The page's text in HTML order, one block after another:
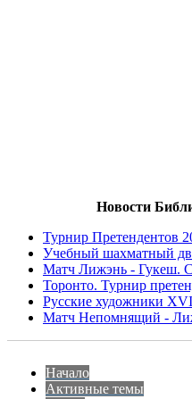
Новости
Турнир Претендентов
Учебный шахматный
Матч Лижэнь - Гукеш.
Торонто. Турнир
Русские художники
Матч Непомнящий -
Начало
Активные темы